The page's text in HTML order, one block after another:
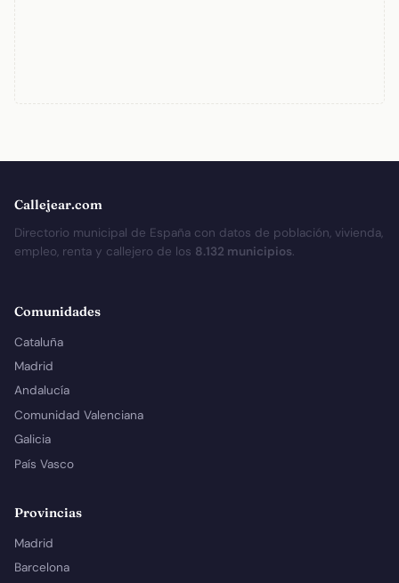
Callejear.com
Directorio municipal de España con datos de población, vivienda,
empleo, renta y callejero de los 8.132 municipios.
Comunidades
Cataluña
Madrid
Andalucía
Comunidad Valenciana
Galicia
País Vasco
Provincias
Madrid
Barcelona